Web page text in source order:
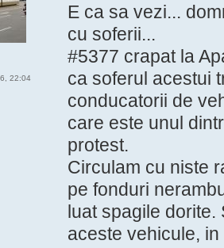
E ca sa vezi...
cu soferii...
#5377 crapat la
ca soferul acestui
conducatorii de
care este unul
protest.
Circulam cu niste
pe fonduri
luat spagile dorite.
aceste vehicule,
22:04